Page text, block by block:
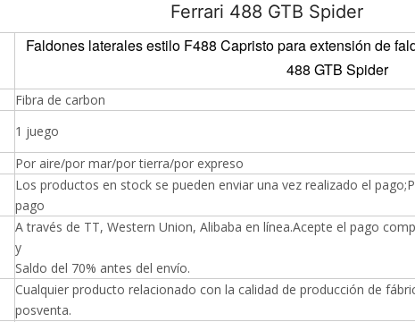
Ferrari 488 GTB Spider
Faldones laterales estilo F488 Capristo para extensión de
488 GTB Spider
Fibra de carbon
1 juego
Por aire/por mar/por tierra/por expreso
Los productos en stock se pueden enviar una vez realizado el
pago
A través de TT, Western Union, Alibaba en línea.Acepte el pago
y
Saldo del 70% antes del envío.
Cualquier producto relacionado con la calidad de producción de
posventa.